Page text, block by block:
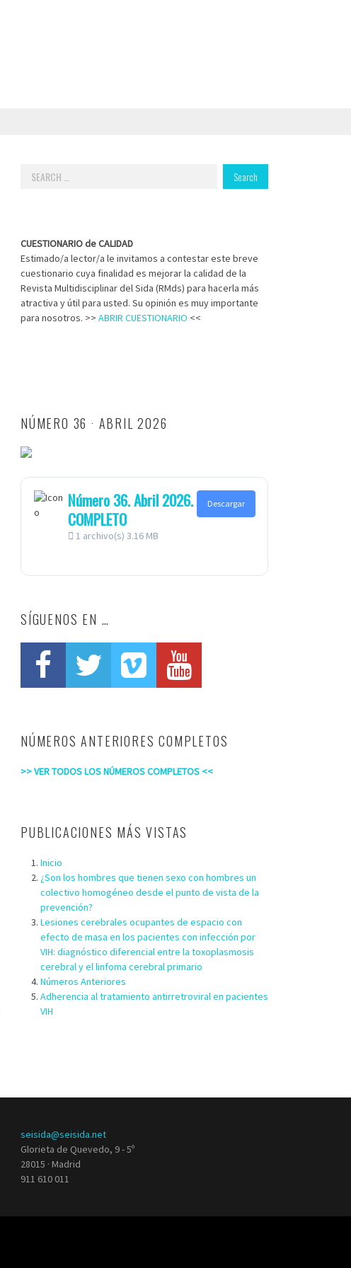
Search
for:
CUESTIONARIO de CALIDAD
Estimado/a lector/a le invitamos a contestar este breve
cuestionario cuya finalidad es mejorar la calidad de la
Revista Multidisciplinar del Sida (RMds) para hacerla más
atractiva y útil para usted. Su opinión es muy importante
para nosotros. >> ABRIR CUESTIONARIO <<
NÚMERO 36 · ABRIL 2026
Número 36. Abril 2026.
COMPLETO
1 archivo(s) 3.16 MB
Descargar
SÍGUENOS EN …
NÚMEROS ANTERIORES COMPLETOS
>> VER TODOS LOS NÚMEROS COMPLETOS <<
PUBLICACIONES MÁS VISTAS
Inicio
¿Son los hombres que tienen sexo con hombres un
colectivo homogéneo desde el punto de vista de la
prevención?
Lesiones cerebrales ocupantes de espacio con
efecto de masa en los pacientes con infección por
VIH: diagnóstico diferencial entre la toxoplasmosis
cerebral y el linfoma cerebral primario
Números Anteriores
Adherencia al tratamiento antirretroviral en pacientes
VIH
seisida@seisida.net
Glorieta de Quevedo, 9 - 5º
28015 · Madrid
911 610 011